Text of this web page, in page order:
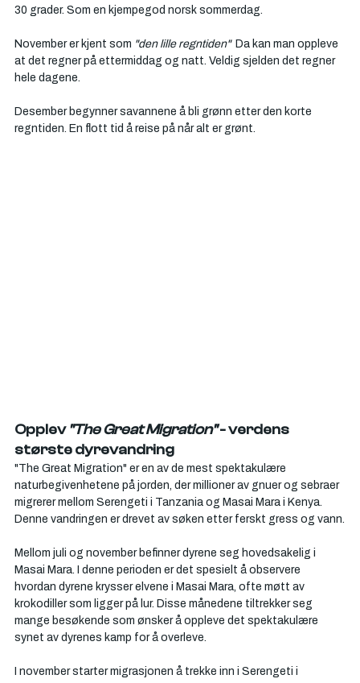
30 grader. Som en kjempegod norsk sommerdag.
November er kjent som "den lille regntiden"
  Da kan man oppleve
at det regner på ettermiddag og natt. Veldig sjelden det regner
hele dagene.
Desember begynner savannene å bli grønn etter den korte
regntiden. En flott tid å reise på når alt er grønt.
Opplev "The Great Migration" - verdens
største dyrevandring
"The Great Migration" er en av de mest spektakulære
naturbegivenhetene på jorden, der millioner av gnuer og sebraer
migrerer mellom Serengeti i Tanzania og Masai Mara i Kenya.
Denne vandringen er drevet av søken etter ferskt gress og vann.
Mellom juli og november befinner dyrene seg hovedsakelig i
Masai Mara. I denne perioden er det spesielt å observere
hvordan dyrene krysser elvene i Masai Mara, ofte møtt av
krokodiller som ligger på lur. Disse månedene tiltrekker seg
mange besøkende som ønsker å oppleve det spektakulære
synet av dyrenes kamp for å overleve.
I november starter migrasjonen å trekke inn i Serengeti i